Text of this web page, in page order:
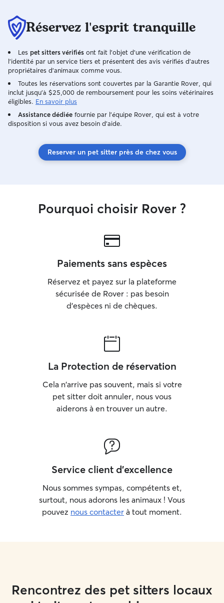
Réservez l'esprit tranquille
Les pet sitters vérifiés ont fait l'objet d'une vérification de
l'identité par un service tiers et présentent des avis vérifiés d'autres
propriétaires d'animaux comme vous.
Toutes les réservations sont couvertes par la Garantie Rover, qui
inclut jusqu'à $25,000 de remboursement pour les soins vétérinaires
éligibles. En savoir plus
Assistance dédiée fournie par l'équipe Rover, qui est à votre
disposition si vous avez besoin d'aide.
Reserver un pet sitter près de chez vous
Pourquoi choisir Rover ?
Paiements sans espèces
Réservez et payez sur la plateforme
sécurisée de Rover : pas besoin
d'espèces ni de chèques.
La Protection de réservation
Cela n'arrive pas souvent, mais si votre
pet sitter doit annuler, nous vous
aiderons à en trouver un autre.
Service client d'excellence
Nous sommes sympas, compétents et,
surtout, nous adorons les animaux ! Vous
pouvez nous contacter à tout moment.
Rencontrez des pet sitters locaux